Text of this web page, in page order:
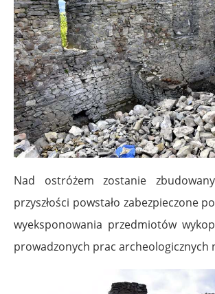
Nad ostróżem zostanie
przyszłości powstało zabezpieczone
wyeksponowania przedmiotów
prowadzonych prac archeologicznych